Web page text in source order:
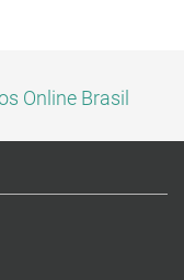
Online Brasil